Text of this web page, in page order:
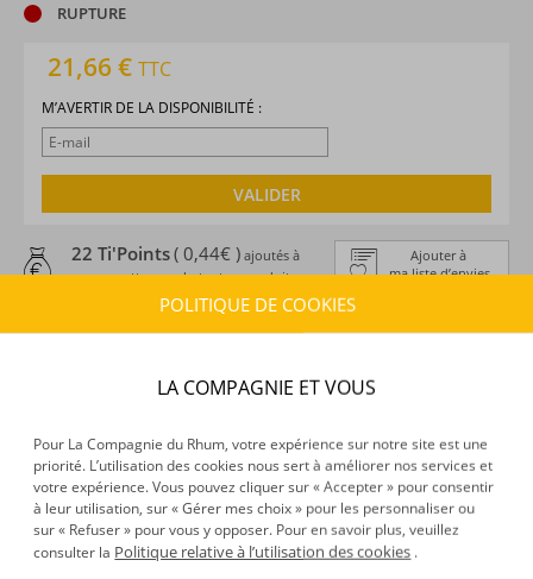
RUPTURE
21,66 € TTC
M’AVERTIR DE LA DISPONIBILITÉ :
VALIDER
Ajouter à
ma liste d’envies
22 Ti'Points( 0,44€ ) ajoutés à
ma cagnotte en achetant ce produit
ESTIMATION DE LIVRAISON
À partir de 9,90 € (OFFERTS DÈS 150 € D’ACHAT
CARACTÉRISTIQUES DU PRODUIT
Type d’alcool :Rhum agricole
Provenance :Guadeloupe
Volume :70CL
POLITIQUE DE COOKIES
LA COMPAGNIE ET VOUS
Pour La Compagnie du Rhum, votre expérience sur notre site est une
priorité. L’utilisation des cookies nous sert à améliorer nos services et
votre expérience. Vous pouvez cliquer sur « Accepter » pour consentir
à leur utilisation, sur « Gérer mes choix » pour les personnaliser ou
sur « Refuser » pour vous y opposer. Pour en savoir plus, veuillez
consulter la Politique relative à l’utilisation des cookies .